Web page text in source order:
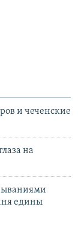
и чеченские
на
едины